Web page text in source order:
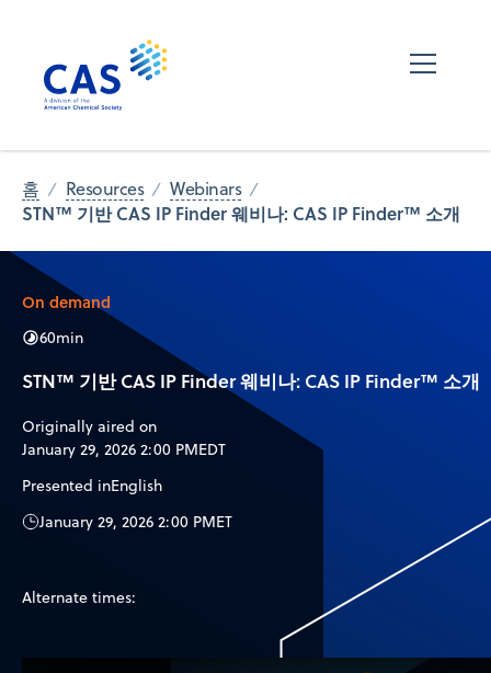
홈 Resources Webinars
STN™ 기반 CAS IP Finder 웨비나: CAS IP Finder™ 소개
On demand
60min
STN™ 기반 CAS IP Finder 웨비나: CAS IP Finder™ 소개
Originally aired on
January 29, 2026 2:00 PMEDT
Presented inEnglish
January 29, 2026 2:00 PMET
Alternate times: